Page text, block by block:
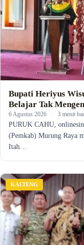
Bupati Heriyus
Belajar Tak
6 Agustus 2026 · 3 menit
PURUK CAHU,
(Pemkab) Murung Raya
Itah…
KALTENG